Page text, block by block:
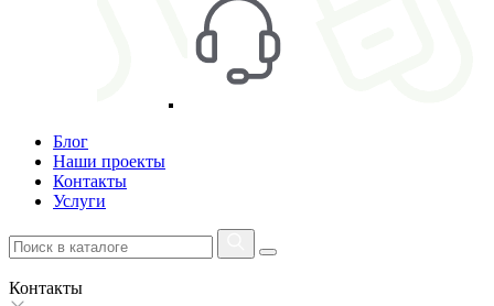
Блог
Наши проекты
Контакты
Услуги
Контакты